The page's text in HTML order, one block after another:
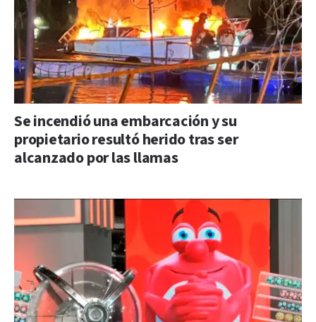
Se incendió una embarcación y su
propietario resultó herido tras ser
alcanzado por las llamas